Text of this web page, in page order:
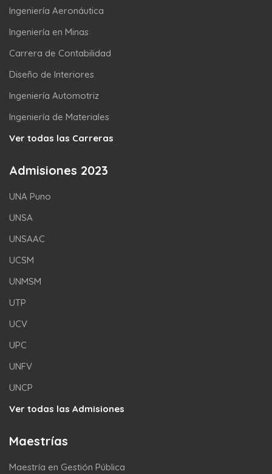
Ingeniería Aeronáutica
Ingeniería en Minas
Carrera de Contabilidad
Diseño de Interiores
Ingeniería Automotriz
Ingeniería de Materiales
Ver todas las Carreras
Admisiones 2023
UNA Puno
UNSA
UNSAAC
UCSM
UNMSM
UTP
UCV
UPC
UNFV
UNCP
Ver todas las Admisiones
Maestrías
Maestría en Gestión Pública